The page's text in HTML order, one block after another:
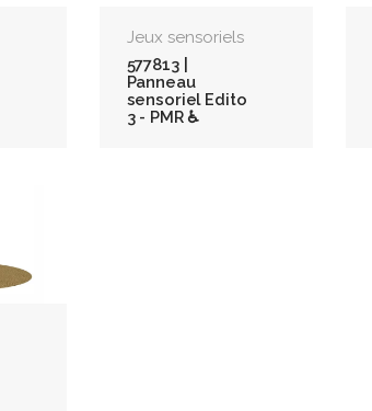
Jeux sensoriels
577813 |
Panneau
sensoriel Edito
3 - PMR ♿